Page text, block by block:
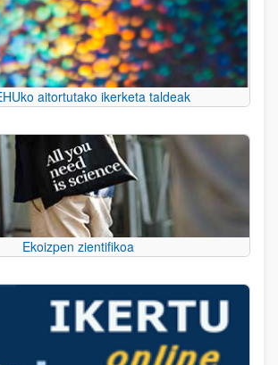
aitortutako ikerketa taldeak
Ekoizpen zientifikoa